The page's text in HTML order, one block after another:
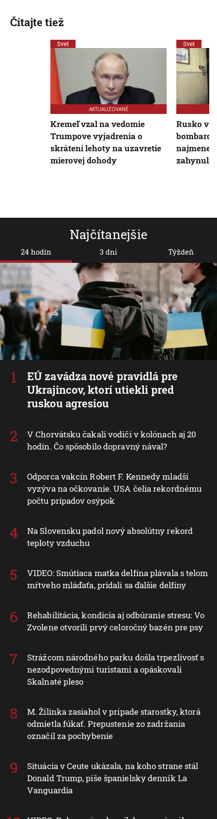
Najčítanejšie
24 hodín
EÚ zavádza nové pravidlá pre
Ukrajincov, ktorí utiekli pred
ruskou agresiou
V Chorvátsku čakali vodiči v kolónach aj 20
hodín. Čo spôsobilo dopravný nával?
Odporca vakcín Robert F. Kennedy mladší
vyzýva na očkovanie. USA čelia rekordnému
počtu prípadov osýpok
Na Slovensku padol nový absolútny rekord
teploty vzduchu
VIDEO: Smútiaca matka delfína plávala s telom
mŕtveho mláďaťa, pridali sa ďalšie delfíny
Rehabilitácia, kondícia aj odbúranie stresu: Vo
Zvolene otvorili prvý celoročný bazén pre psy
Strážcom národného parku došla trpezlivosť s
nezodpovednými turistami a opáskovali
Skalnaté pleso
M. Žilinka zasiahol v prípade starostky, ktorá
odmietla fúkať. Prepustenie zo zadržania
označil za pochybenie
Situácia v Ceute ukázala, na koho strane stál
Donald Trump, píše španielsky denník La
Vanguardia
3 dni Týždeň
Čítajte tiež
Svet
AKTUALIZOVANÉ
Kremeľ vzal na vedomie
Trumpove vyjadrenia o
skrátení lehoty na uzavretie
mierovej dohody
Svet
Rusko v
najmenej
zahynuli